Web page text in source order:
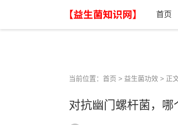
首页
当前位置： 首页 > 益生菌功效 > 正
对抗幽门螺杆菌，哪